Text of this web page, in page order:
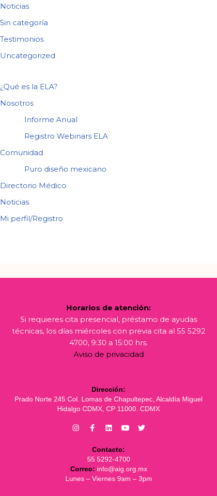
Noticias
Sin categoría
Testimonios
Uncategorized
¿Qué es la ELA?
Nosotros
Informe Anual
Registro Webinars ELA
Comunidad
Puro diseño mexicano
Directorio Médico
Noticias
Mi perfil/Registro
Horarios de atención:
Si requieres cita presencial, préstamo de ayudas
técnicas, los días miércoles con previa cita al 55 5292
4700, 9:30 a 15:00 hrs.
Aviso de privacidad
Dirección:
Prado Norte 245 Col. Lomas de Chapultepec, Alcaldía Miguel
Hidalgo CDMX, CP 11000. CDMX
Contacto:
55 5292-4700
Correo: info@aig.org.mx
Lunes – Viernes 9am – 3pm